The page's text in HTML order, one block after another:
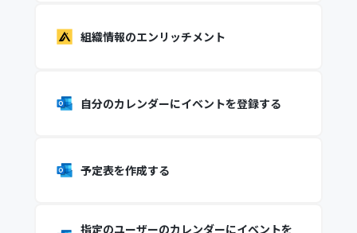
組織情報のエンリッチメント
自分のカレンダーにイベントを登録する
予定表を作成する
指定のユーザーのカレンダーにイベントを